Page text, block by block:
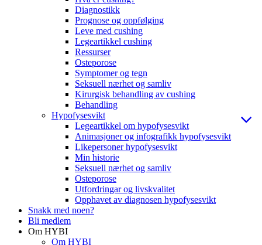
Diagnostikk
Prognose og oppfølging
Leve med cushing
Legeartikkel cushing
Ressurser
Osteporose
Symptomer og tegn
Seksuell nærhet og samliv
Kirurgisk behandling av cushing
Behandling
Hypofysesvikt
Legeartikkel om hypofysesvikt
Animasjoner og infografikk hypofysesvikt
Likepersoner hypofysesvikt
Min historie
Seksuell nærhet og samliv
Osteporose
Utfordringar og livskvalitet
Opphavet av diagnosen hypofysesvikt
Snakk med noen?
Bli medlem
Om HYBI
Om HYBI